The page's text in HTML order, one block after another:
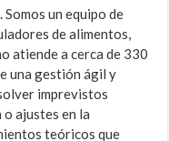
un equipo de
de alimentos,
atiende a cerca de 330
una gestión ágil y
imprevistos
ajustes en la
teóricos que